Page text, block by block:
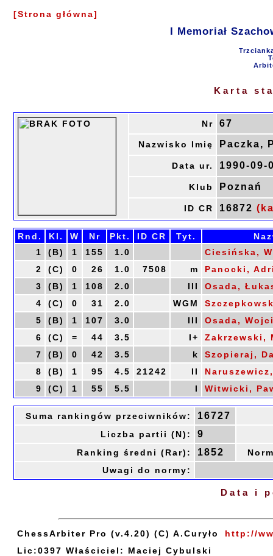
[Strona główna]
I Memoriał
Karta
Nr 67
Nazwisko Imię Paczka,
Data ur. 1990-09-
Klub Poznań
ID CR 16872
Rnd. Kl. W Nr Pkt. ID CR Tyt.
1
(B) 1 155 1.0
Ciesińska,
2
(C) 0 26 1.0 7508 m
Panocki,
3
(B) 1 108 2.0 III
Osada,
4
(C) 0 31 2.0 WGM
5
(B) 1 107 3.0 III
Osada,
6
(C) = 44 3.5 I+
Zakrzewski,
7
(B) 0 42 3.5 k
Szopieraj,
8
(B) 1 95 4.5 21242 II
9
(C) 1 55 5.5 I Witwicki,
Suma rankingów przeciwników: 16727
Liczba partii (N): 9
Ranking średni (Rar): 1852
Uwagi do normy:
Data i
ChessArbiter Pro (v.4.20) (C) A.Curyło
http://
Lic:0397 Właściciel: Maciej Cybulski